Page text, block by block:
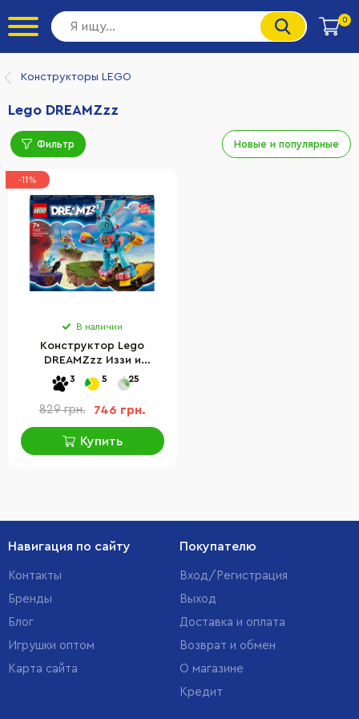
0
Конструкторы LEGO
Lego DREAMZzz
Фильтр Новые и популярные
-11%
В наличии
Конструктор Lego
DREAMZzz Иззи и
крольчатка Бунчу 71453,
259 деталей
3 5 25
829 грн. 746 грн.
Купить
Навигация по сайту
Контакты
Бренды
Блог
Игрушки оптом
Карта сайта
Покупателю
Вход/Регистрация
Выход
Доставка и оплата
Возврат и обмен
О магазине
Кредит